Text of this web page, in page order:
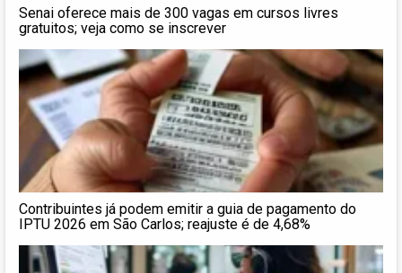
Senai oferece mais de 300 vagas em cursos livres
gratuitos; veja como se inscrever
Contribuintes já podem emitir a guia de pagamento do
IPTU 2026 em São Carlos; reajuste é de 4,68%